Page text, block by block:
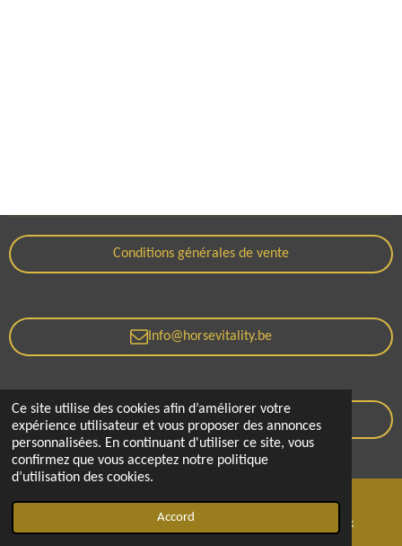
Ce site utilise des cookies afin d’améliorer votre
expérience utilisateur et vous proposer des annonces
personnalisées. En continuant d'utiliser ce site, vous
confirmez que vous acceptez notre politique
d’utilisation des cookies.
Accord
Conditions générales de vente
Info@horsevitality.be
Politique de confidentialité
© 2021 - 2026 Horse Vitality
Téléphone Facebook